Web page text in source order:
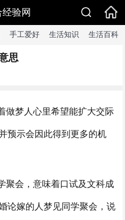
验网
手工爱好 生活知识 生活百科
思
做梦人心里希望能扩大交际
预示会因此得到更多的机
聚会，意味着口试及文科成
论嫁的人梦见同学聚会，说